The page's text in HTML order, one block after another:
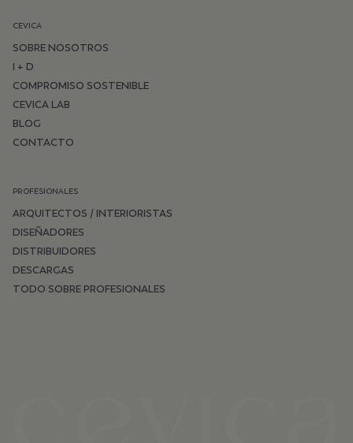
CEVICA
SOBRE NOSOTROS
I + D
COMPROMISO SOSTENIBLE
CEVICA LAB
BLOG
CONTACTO
PROFESIONALES
ARQUITECTOS / INTERIORISTAS
DISEÑADORES
DISTRIBUIDORES
DESCARGAS
TODO SOBRE PROFESIONALES